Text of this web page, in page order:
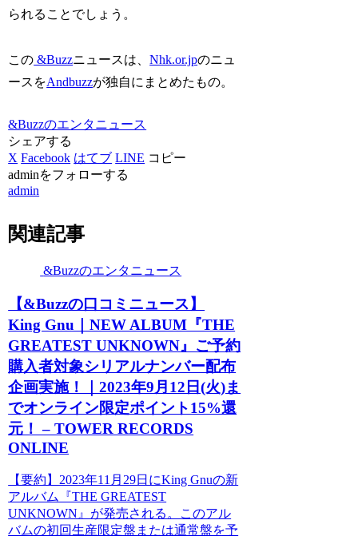
られることでしょう。
この &Buzzニュースは、Nhk.or.jpのニュ
ースをAndbuzzが独自にまとめたもの。
&Buzzのエンタニュース
シェアする
X Facebook はてブ LINE コピー
adminをフォローする
admin
関連記事
&Buzzのエンタニュース
【&Buzzの口コミニュース】
King Gnu｜NEW ALBUM『THE
GREATEST UNKNOWN』ご予約
購入者対象シリアルナンバー配布
企画実施！｜2023年9月12日(火)ま
でオンライン限定ポイント15%還
元！ – TOWER RECORDS
ONLINE
【要約】2023年11月29日にKing Gnuの新
アルバム『THE GREATEST
UNKNOWN』が発売される。このアル
バムの初回生産限定盤または通常盤を予